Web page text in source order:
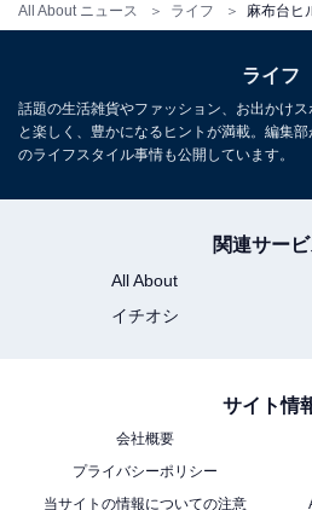
All About ニュース ライフ
ト2023」横浜駅か
ライフ
話題の生活雑貨やファッション、お出かけ
と楽しく、豊かになるヒントが満載。編集
のライフスタイル事情も公開しています。
関連サー
All About
イチオシ
サイト情
会社概要
プライバシーポリシー
当サイトの情報についての注意